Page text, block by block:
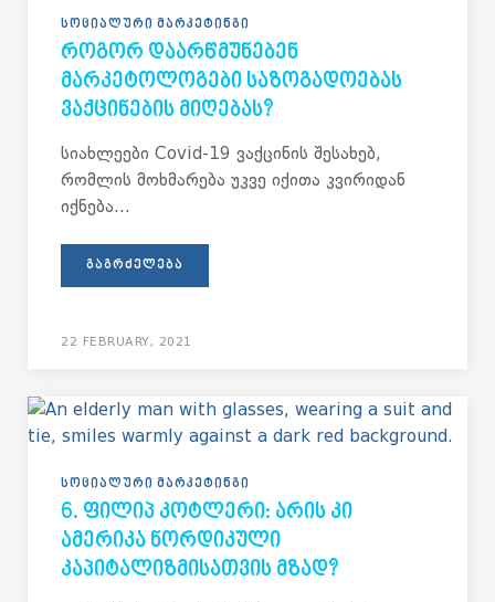
ᲡᲝᲪᲘᲐᲚᲣᲠᲘ ᲛᲐᲠᲙᲔᲢᲘᲜᲒᲘ
ᲠᲝᲒᲝᲠ ᲓᲐᲐᲠᲬᲛᲣᲜᲔᲑᲔᲜ
ᲛᲐᲠᲙᲔᲢᲝᲚᲝᲒᲔᲑᲘ ᲡᲐᲖᲝᲒᲐᲓᲝᲔᲑᲐᲡ
ᲕᲐᲥᲪᲘᲜᲔᲑᲘᲡ ᲛᲘᲦᲔᲑᲐᲡ?
სიახლეები Covid-19 ვაქცინის შესახებ,
რომლის მოხმარება უკვე იქითა კვირიდან
იქნება...
ᲒᲐᲒᲠᲫᲔᲚᲔᲑᲐ
22 FEBRUARY, 2021
ᲡᲝᲪᲘᲐᲚᲣᲠᲘ ᲛᲐᲠᲙᲔᲢᲘᲜᲒᲘ
6. ᲤᲘᲚᲘᲞ ᲙᲝᲢᲚᲔᲠᲘ: ᲐᲠᲘᲡ ᲙᲘ
ᲐᲛᲔᲠᲘᲙᲐ ᲜᲝᲠᲓᲘᲙᲣᲚᲘ
ᲙᲐᲞᲘᲢᲐᲚᲘᲖᲛᲘᲡᲐᲗᲕᲘᲡ ᲛᲖᲐᲓ?